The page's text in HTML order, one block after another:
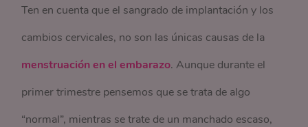
Ten en cuenta que el sangrado de implantación y los
cambios cervicales, no son las únicas causas de la
menstruación en el embarazo. Aunque durante el
primer trimestre pensemos que se trata de algo
“normal”, mientras se trate de un manchado escaso,